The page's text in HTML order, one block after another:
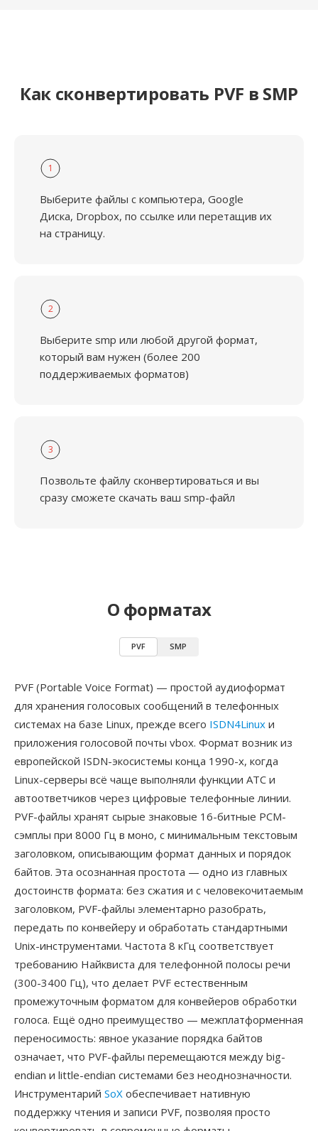
Как сконвертировать PVF в SMP
1
Выберите файлы с компьютера, Google
Диска, Dropbox, по ссылке или перетащив их
на страницу.
2
Выберите smp или любой другой формат,
который вам нужен (более 200
поддерживаемых форматов)
3
Позвольте файлу сконвертироваться и вы
сразу сможете скачать ваш smp-файл
О форматах
PVF SMP
PVF (Portable Voice Format) — простой аудиоформат
для хранения голосовых сообщений в телефонных
системах на базе Linux, прежде всего ISDN4Linux и
приложения голосовой почты vbox. Формат возник из
европейской ISDN-экосистемы конца 1990-х, когда
Linux-серверы всё чаще выполняли функции АТС и
автоответчиков через цифровые телефонные линии.
PVF-файлы хранят сырые знаковые 16-битные PCM-
сэмплы при 8000 Гц в моно, с минимальным текстовым
заголовком, описывающим формат данных и порядок
байтов. Эта осознанная простота — одно из главных
достоинств формата: без сжатия и с человекочитаемым
заголовком, PVF-файлы элементарно разобрать,
передать по конвейеру и обработать стандартными
Unix-инструментами. Частота 8 кГц соответствует
требованию Найквиста для телефонной полосы речи
(300-3400 Гц), что делает PVF естественным
промежуточным форматом для конвейеров обработки
голоса. Ещё одно преимущество — межплатформенная
переносимость: явное указание порядка байтов
означает, что PVF-файлы перемещаются между big-
endian и little-endian системами без неоднозначности.
Инструментарий SoX обеспечивает нативную
поддержку чтения и записи PVF, позволяя просто